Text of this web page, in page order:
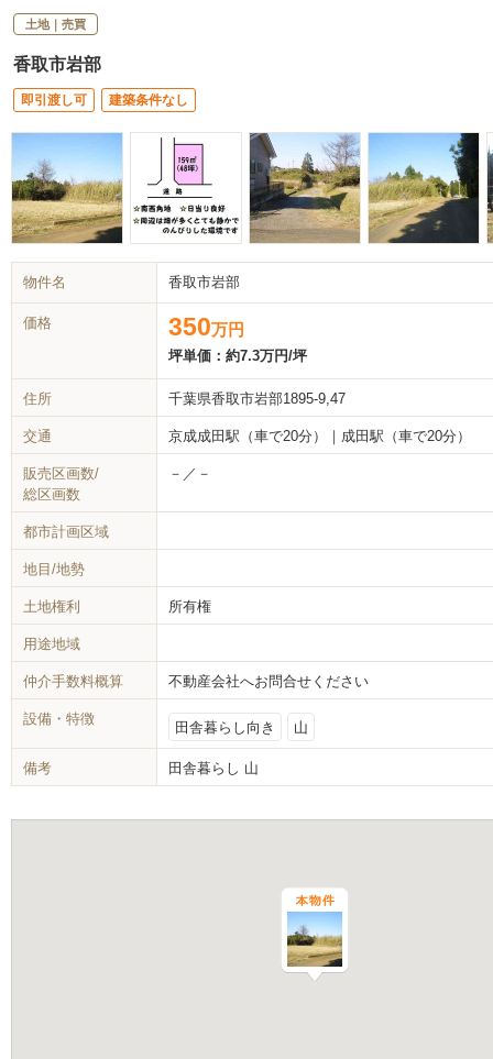
土地｜売買
香取市岩部
即引渡し可 建築条件なし
物件名 香取市岩部
価格 350万円
坪単価： 約7.3万円/坪
住所 千葉県香取市岩部1895-9,47
交通 京成成田駅（車で20分）｜成田駅（車で20分）
販売区画数/
総区画数
－／－
都市計画区域
地目/地勢
土地権利 所有権
用途地域
仲介手数料概算 不動産会社へお問合せください
設備・特徴
田舎暮らし向き 山
備考 田舎暮らし 山